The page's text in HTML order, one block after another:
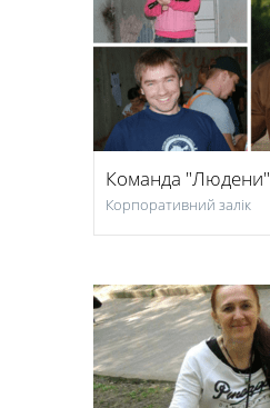
Команда "Людени"
Корпоративний залік